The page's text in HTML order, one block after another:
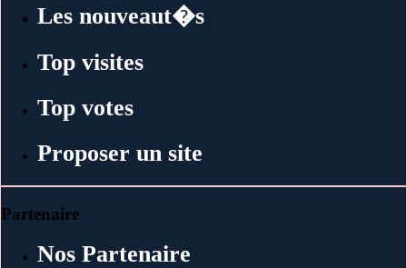
Les nouveaut�s
Top visites
Top votes
Proposer un site
Partenaire
Nos Partenaire